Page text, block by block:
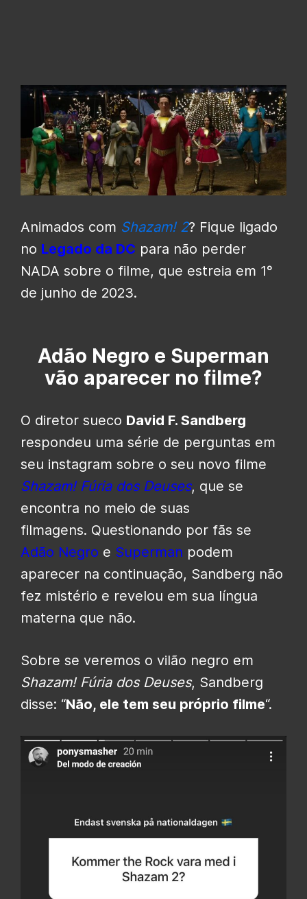
Animados com Shazam! 2? Fique ligado
no Legado da DC para não perder
NADA sobre o filme, que estreia em 1°
de junho de 2023.
Adão Negro e Superman
vão aparecer no filme?
O diretor sueco David F. Sandberg
respondeu uma série de perguntas em
seu instagram sobre o seu novo filme
Shazam! Fúria dos Deuses, que se
encontra no meio de suas
filmagens. Questionando por fãs se
Adão Negro e Superman podem
aparecer na continuação, Sandberg não
fez mistério e revelou em sua língua
materna que não.
Sobre se veremos o vilão negro em
Shazam! Fúria dos Deuses, Sandberg
disse: “Não, ele tem seu próprio filme“.